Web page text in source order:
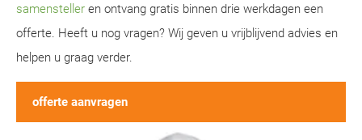
samensteller en ontvang gratis binnen drie werkdagen een
offerte. Heeft u nog vragen? Wij geven u vrijblijvend advies en
helpen u graag verder.
offerte aanvragen